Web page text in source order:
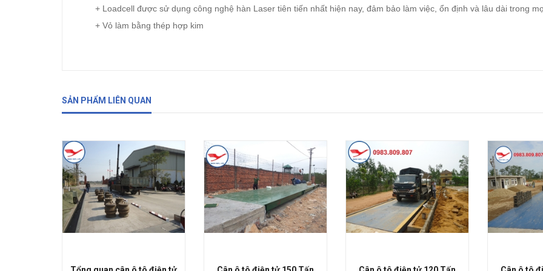
+ Loadcell được sử dụng công nghệ hàn Laser tiên tiến nhất hiện nay, đảm bảo làm việc, ổn định và lâu dài trong
+ Vỏ làm bằng thép hợp kim
SẢN PHẨM LIÊN QUAN